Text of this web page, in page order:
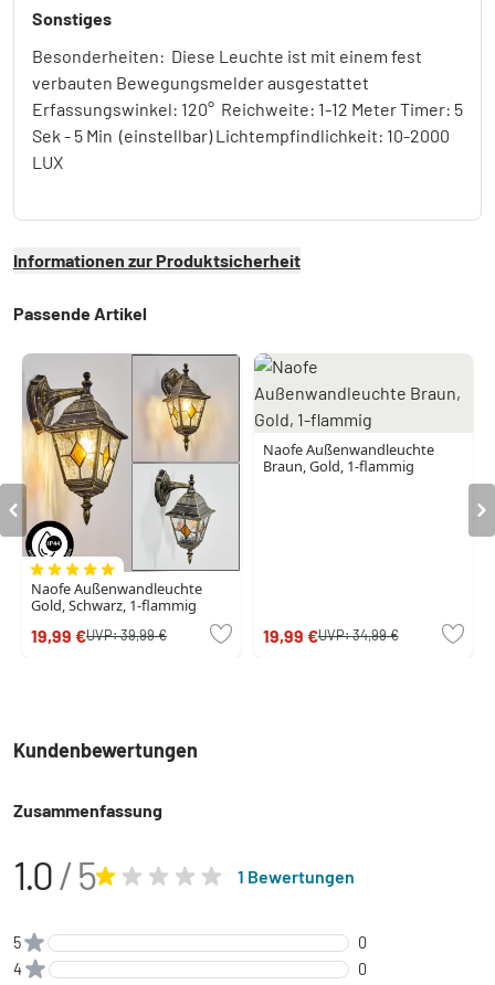
Sonstiges
Besonderheiten: Diese Leuchte ist mit einem fest
verbauten Bewegungsmelder ausgestattet
Erfassungswinkel: 120° Reichweite: 1-12 Meter Timer: 5
Sek - 5 Min (einstellbar) Lichtempfindlichkeit: 10-2000
LUX
Informationen zur Produktsicherheit
Passende Artikel
Naofe Außenwandleuchte
Gold, Schwarz, 1-flammig
19,99 €UVP:39,99 €
Naofe Außenwandleuchte
Braun, Gold, 1-flammig
19,99 €UVP:34,99 €
Kundenbewertungen
Zusammenfassung
1.0/ 5 1 Bewertungen
5
0
4
0